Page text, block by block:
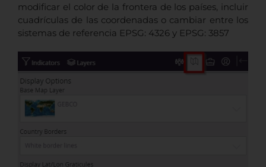
modificar el color de la frontera de los países, incluir
cuadrículas de las coordenadas o cambiar entre los
sistemas de referencia EPSG: 4326 y EPSG: 3857